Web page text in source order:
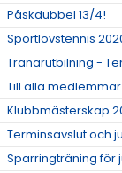
Påskdubbel 13/4!
Sportlovstennis
Tränarutbilning -
Till alla
Klubbmästerskap
Terminsavslut och
Sparringträning för